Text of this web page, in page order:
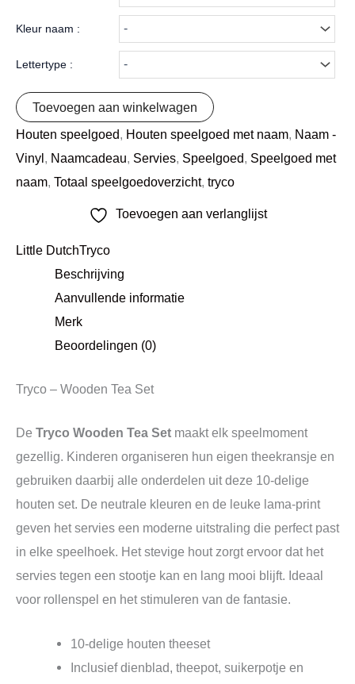
Kleur naam :
Lettertype :
Toevoegen aan winkelwagen
Houten speelgoed, Houten speelgoed met naam, Naam -
Vinyl, Naamcadeau, Servies, Speelgoed, Speelgoed met
naam, Totaal speelgoedoverzicht, tryco
Toevoegen aan verlanglijst
Little DutchTryco
Beschrijving
Aanvullende informatie
Merk
Beoordelingen (0)
Tryco – Wooden Tea Set
De Tryco Wooden Tea Set maakt elk speelmoment
gezellig. Kinderen organiseren hun eigen theekransje en
gebruiken daarbij alle onderdelen uit deze 10‑delige
houten set. De neutrale kleuren en de leuke lama‑print
geven het servies een moderne uitstraling die perfect past
in elke speelhoek. Het stevige hout zorgt ervoor dat het
servies tegen een stootje kan en lang mooi blijft. Ideaal
voor rollenspel en het stimuleren van de fantasie.
10‑delige houten theeset
Inclusief dienblad, theepot, suikerpotje en